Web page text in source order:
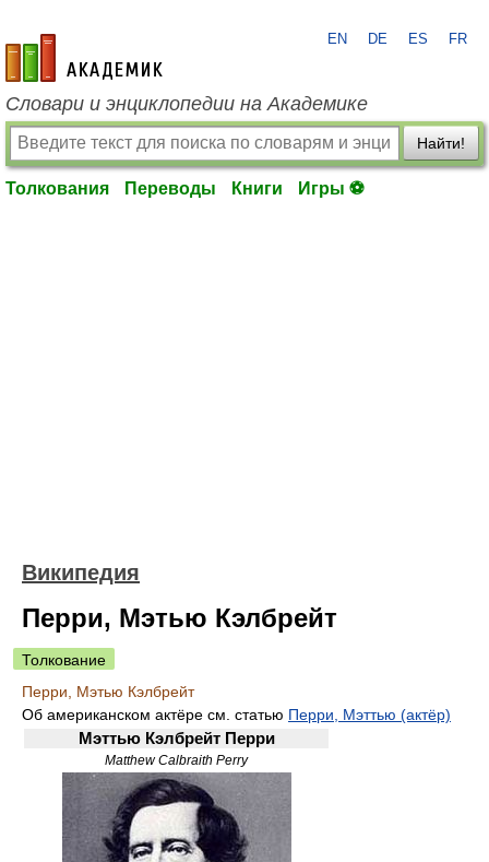
academic.ru
EN DE ES FR
Словари и энциклопедии на Академике
Найти!
Толкования Переводы Книги Игры ⚽
Википедия
Перри, Мэтью Кэлбрейт
Толкование
Перри, Мэтью Кэлбрейт
Об американском актёре см. статью Перри, Мэттью (актёр)
Мэттью Кэлбрейт Перри
Matthew Calbraith Perry